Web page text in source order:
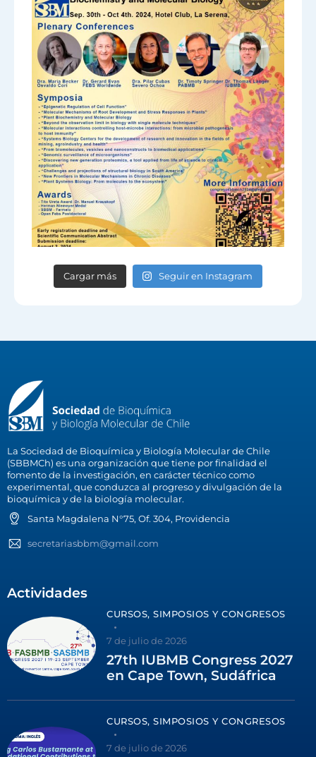
Cargar más Seguir en Instagram
La Sociedad de Bioquímica y Biología Molecular de Chile
(SBBMCh) es una organización que tiene por finalidad el
fomento de la investigación, en carácter técnico como
experimental, que conduzca al progreso y divulgación de la
bioquímica y de la biología molecular.
Santa Magdalena N°75, Of. 304, Providencia
secretariasbbm@gmail.com
Actividades
CURSOS, SIMPOSIOS Y CONGRESOS
7 de julio de 2026
27th IUBMB Congress 2027
en Cape Town, Sudáfrica
CURSOS, SIMPOSIOS Y CONGRESOS
7 de julio de 2026